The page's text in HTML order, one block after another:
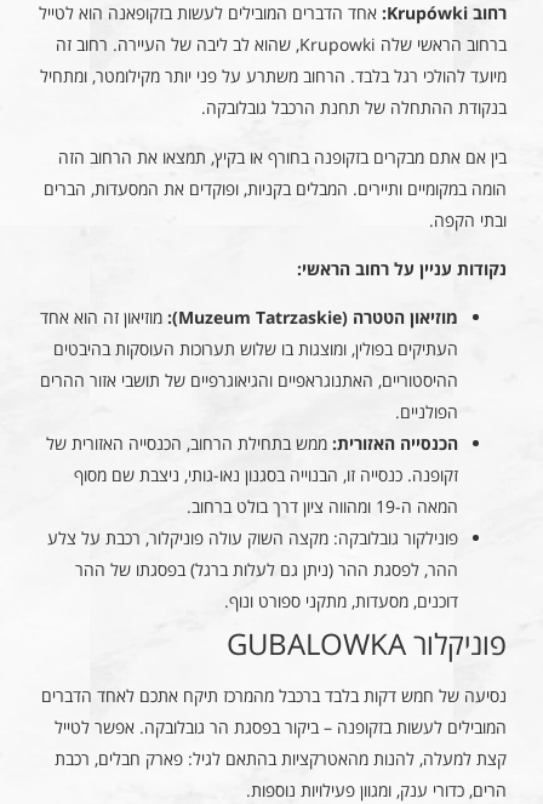
רחוב Krupówki:
אחד הדברים המובילים לעשות בזקופאנה הוא לטייל
ברחוב הראשי שלה Krupowki, שהוא לב ליבה של העיירה. רחוב זה
מיועד להולכי רגל בלבד. הרחוב משתרע על פני יותר מקילומטר, ומתחיל
בנקודת ההתחלה של תחנת הרכבל גובלובקה.
בין אם אתם מבקרים בזקופנה בחורף או בקיץ, תמצאו את הרחוב הזה
הומה במקומיים ותיירים. המבלים בקניות, ופוקדים את המסעדות, הברים
ובתי הקפה.
נקודות עניין על רחוב הראשי:
מוזיאון הטטרה (Muzeum Tatrzaskie):
מוזיאון זה הוא אחד
העתיקים בפולין, ומוצגות בו שלוש תערוכות העוסקות בהיבטים
ההיסטוריים, האתנוגראפיים והגיאוגרפיים של תושבי אזור ההרים
הפולניים.
הכנסייה האזורית: ממש בתחילת הרחוב, הכנסייה האזורית של
זקופנה. כנסייה זו, הבנוייה בסגנון נאו-גותי, ניצבת שם מסוף
המאה ה-19 ומהווה ציון דרך בולט ברחוב.
פונילקור גובלובקה: מקצה השוק עולה פוניקלור, רכבת על צלע
ההר, לפסגת ההר (ניתן גם לעלות ברגל) בפסגתו של ההר
דוכנים, מסעדות, מתקני ספורט ונוף.
פוניקלור GUBALOWKA
נסיעה של חמש דקות בלבד ברכבל מהמרכז תיקח אתכם לאחד הדברים
המובילים לעשות בזקופנה – ביקור בפסגת הר גובלובקה. אפשר לטייל
קצת למעלה, להנות מהאטרקציות בהתאם לגיל: פארק חבלים, רכבת
הרים, כדורי ענק, ומגוון פעילויות נוספות.